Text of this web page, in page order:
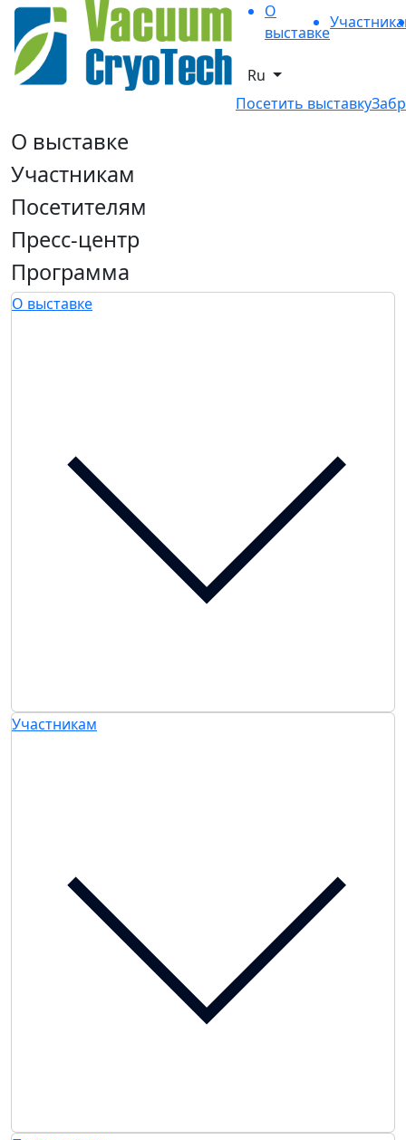
О
выставке
Ru
Посетить выставку
О выставке
Участникам
Посетителям
Пресс-центр
Программа
О выставке
Участникам